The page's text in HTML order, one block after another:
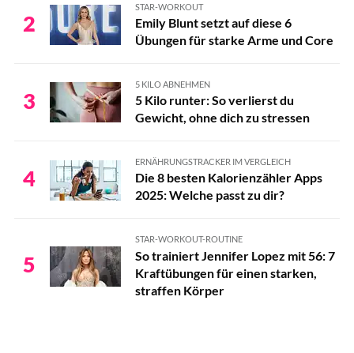
2
STAR-WORKOUT
Emily Blunt setzt auf diese 6
Übungen für starke Arme und Core
3
5 KILO ABNEHMEN
5 Kilo runter: So verlierst du
Gewicht, ohne dich zu stressen
4
ERNÄHRUNGSTRACKER IM VERGLEICH
Die 8 besten Kalorienzähler Apps
2025: Welche passt zu dir?
5
STAR-WORKOUT-ROUTINE
So trainiert Jennifer Lopez mit 56: 7
Kraftübungen für einen starken,
straffen Körper